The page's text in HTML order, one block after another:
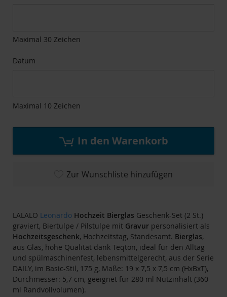
LALALO Leonardo Hochzeit Bierglas Geschenk-Set (2 St.)
graviert, Biertulpe / Pilstulpe mit Gravur personalisiert als
Hochzeitsgeschenk, Hochzeitstag, Standesamt. Bierglas,
aus Glas, hohe Qualität dank Teqton, ideal für den Alltag
und spülmaschinenfest, lebensmittelgerecht, aus der Serie
DAILY, im Basic-Stil, 175 g, Maße: 19 x 7,5 x 7,5 cm (HxBxT),
Durchmesser: 5,7 cm, geeignet für 280 ml Nutzinhalt (360
ml Randvollvolumen).
springen
Maximal 30 Zeichen
Datum
Maximal 10 Zeichen
In den Warenkorb
Zur Wunschliste hinzufügen